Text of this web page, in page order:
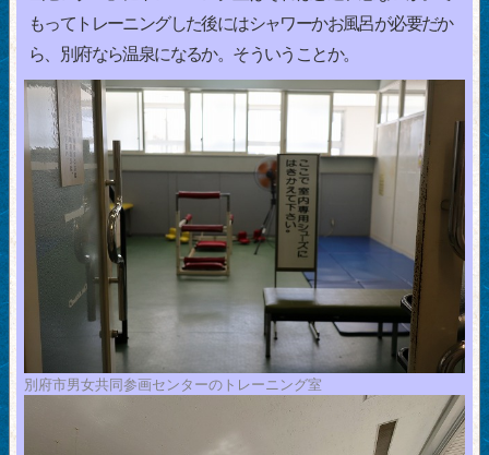
もってトレーニングした後にはシャワーかお風呂が必要だか
ら、別府なら温泉になるか。そういうことか。
別府市男女共同参画センターのトレーニング室